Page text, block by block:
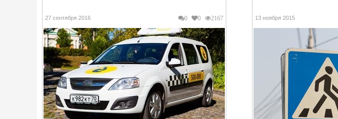
0 0 2167
27 сентября 2016 13 ноября 2015